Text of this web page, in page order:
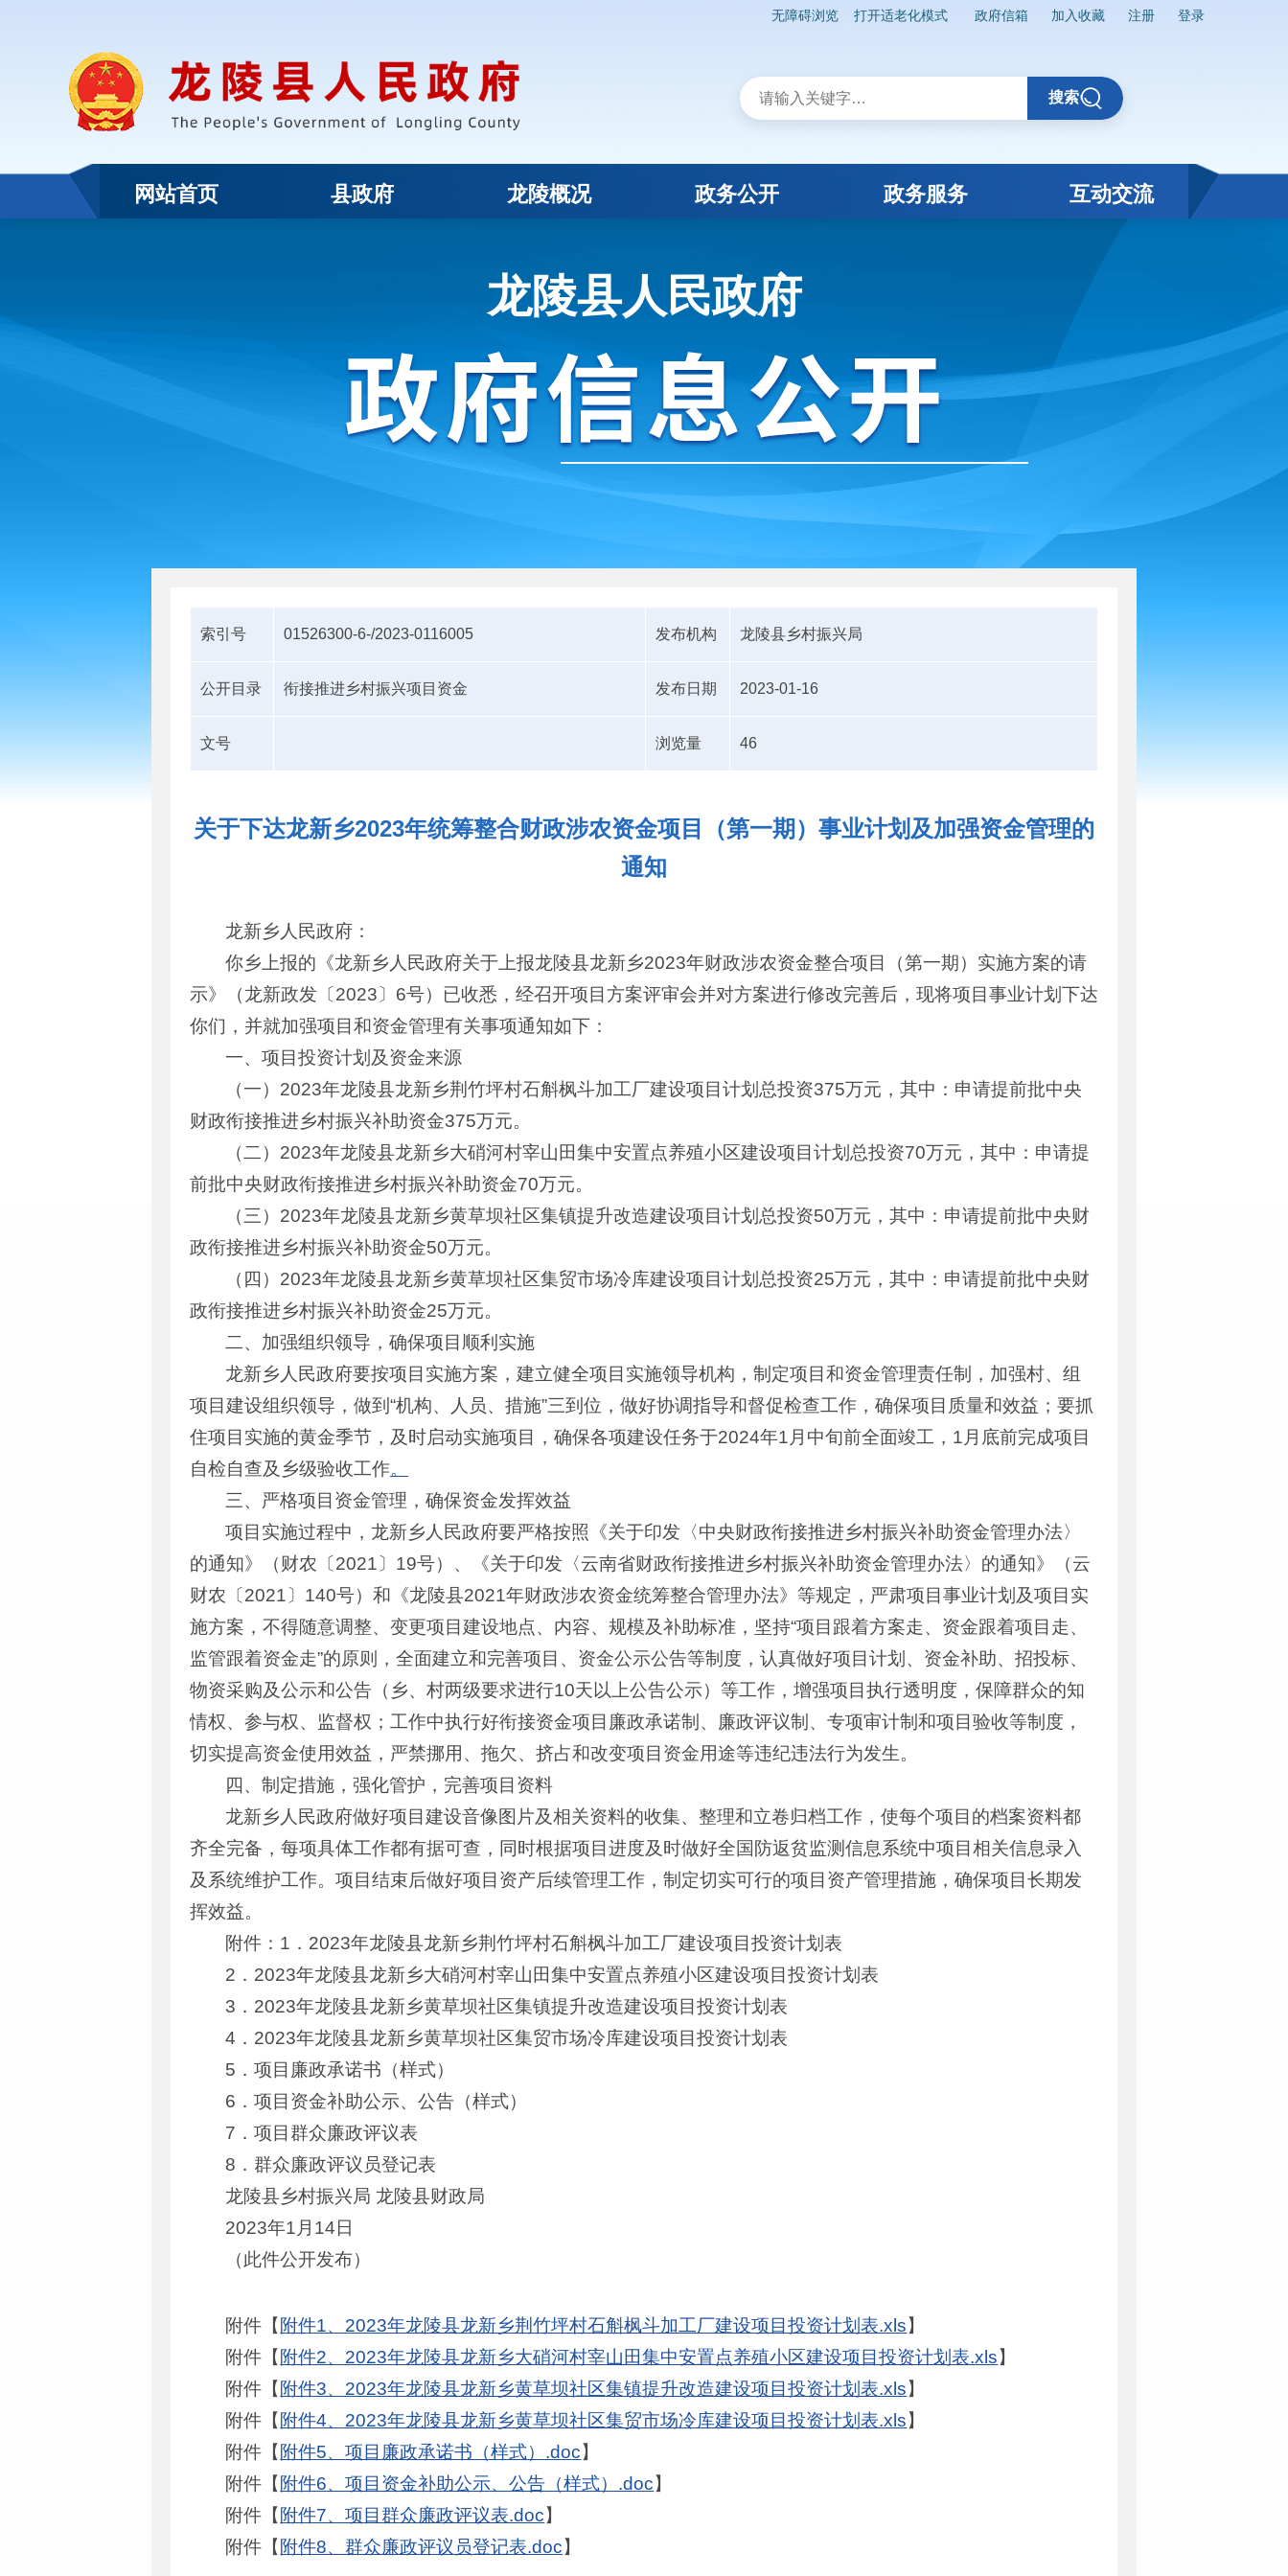
无障碍浏览 打开适老化模式 政府信箱 加入收藏 注册 登录
搜索
网站首页 县政府 龙陵概况 政务公开 政务服务 互动交流
龙陵县人民政府
索引号 01526300-6-/2023-0116005 发布机构 龙陵县乡村振兴局
公开目录 衔接推进乡村振兴项目资金 发布日期 2023-01-16
文号 浏览量 46
关于下达龙新乡2023年统筹整合财政涉农资金项目（第一期）事业计划及加强资金管理的
通知
龙新乡人民政府：
你乡上报的《龙新乡人民政府关于上报龙陵县龙新乡2023年财政涉农资金整合项目（第一期）实施方案的请
示》（龙新政发〔2023〕6号）已收悉，经召开项目方案评审会并对方案进行修改完善后，现将项目事业计划下达
你们，并就加强项目和资金管理有关事项通知如下：
一、项目投资计划及资金来源
（一）2023年龙陵县龙新乡荆竹坪村石斛枫斗加工厂建设项目计划总投资375万元，其中：申请提前批中央
财政衔接推进乡村振兴补助资金375万元。
（二）2023年龙陵县龙新乡大硝河村宰山田集中安置点养殖小区建设项目计划总投资70万元，其中：申请提
前批中央财政衔接推进乡村振兴补助资金70万元。
（三）2023年龙陵县龙新乡黄草坝社区集镇提升改造建设项目计划总投资50万元，其中：申请提前批中央财
政衔接推进乡村振兴补助资金50万元。
（四）2023年龙陵县龙新乡黄草坝社区集贸市场冷库建设项目计划总投资25万元，其中：申请提前批中央财
政衔接推进乡村振兴补助资金25万元。
二、加强组织领导，确保项目顺利实施
龙新乡人民政府要按项目实施方案，建立健全项目实施领导机构，制定项目和资金管理责任制，加强村、组
项目建设组织领导，做到“机构、人员、措施”三到位，做好协调指导和督促检查工作，确保项目质量和效益；要抓
住项目实施的黄金季节，及时启动实施项目，确保各项建设任务于2024年1月中旬前全面竣工，1月底前完成项目
自检自查及乡级验收工作。
三、严格项目资金管理，确保资金发挥效益
项目实施过程中，龙新乡人民政府要严格按照《关于印发 〈中央财政衔接推进乡村振兴补助资金管理办法〉
的通知》（财农〔2021〕19号）、《关于印发 〈云南省财政衔接推进乡村振兴补助资金管理办法〉 的通知》（云
财农〔2021〕140号）和《龙陵县2021年财政涉农资金统筹整合管理办法》等规定，严肃项目事业计划及项目实
施方案，不得随意调整、变更项目建设地点、内容、规模及补助标准，坚持“项目跟着方案走、资金跟着项目走、
监管跟着资金走”的原则，全面建立和完善项目、资金公示公告等制度，认真做好项目计划、资金补助、招投标、
物资采购及公示和公告（乡、村两级要求进行10天以上公告公示）等工作，增强项目执行透明度，保障群众的知
情权、参与权、监督权；工作中执行好衔接资金项目廉政承诺制、廉政评议制、专项审计制和项目验收等制度，
切实提高资金使用效益，严禁挪用、拖欠、挤占和改变项目资金用途等违纪违法行为发生。
四、制定措施，强化管护，完善项目资料
龙新乡人民政府做好项目建设音像图片及相关资料的收集、整理和立卷归档工作，使每个项目的档案资料都
齐全完备，每项具体工作都有据可查，同时根据项目进度及时做好全国防返贫监测信息系统中项目相关信息录入
及系统维护工作。项目结束后做好项目资产后续管理工作，制定切实可行的项目资产管理措施，确保项目长期发
挥效益。
附件：1．2023年龙陵县龙新乡荆竹坪村石斛枫斗加工厂建设项目投资计划表
2．2023年龙陵县龙新乡大硝河村宰山田集中安置点养殖小区建设项目投资计划表
3．2023年龙陵县龙新乡黄草坝社区集镇提升改造建设项目投资计划表
4．2023年龙陵县龙新乡黄草坝社区集贸市场冷库建设项目投资计划表
5．项目廉政承诺书（样式）
6．项目资金补助公示、公告（样式）
7．项目群众廉政评议表
8．群众廉政评议员登记表
龙陵县乡村振兴局 龙陵县财政局
2023年1月14日
（此件公开发布）
附件【 附件1、2023年龙陵县龙新乡荆竹坪村石斛枫斗加工厂建设项目投资计划表.xls】
附件【 附件2、2023年龙陵县龙新乡大硝河村宰山田集中安置点养殖小区建设项目投资计划表.xls】
附件【 附件3、2023年龙陵县龙新乡黄草坝社区集镇提升改造建设项目投资计划表.xls】
附件【 附件4、2023年龙陵县龙新乡黄草坝社区集贸市场冷库建设项目投资计划表.xls】
附件【 附件5、项目廉政承诺书（样式）.doc】
附件【 附件6、项目资金补助公示、公告（样式）.doc】
附件【 附件7、项目群众廉政评议表.doc】
附件【 附件8、群众廉政评议员登记表.doc】